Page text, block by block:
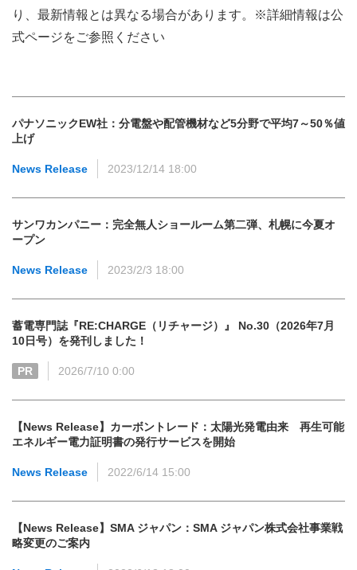
り、最新情報とは異なる場合があります。※詳細情報は公
式ページをご参照ください
パナソニックEW社：分電盤や配管機材など5分野で平均7～50％値
上げ
News Release 2023/12/14 18:00
サンワカンパニー：完全無人ショールーム第二弾、札幌に今夏オ
ープン
News Release 2023/2/3 18:00
蓄電専門誌『RE:CHARGE（リチャージ）』 No.30（2026年7月
10日号）を発刊しました！
PR 2026/7/10 0:00
【News Release】カーボントレード：太陽光発電由来 再生可能
エネルギー電力証明書の発行サービスを開始
News Release 2022/6/14 15:00
【News Release】SMA ジャパン：SMA ジャパン株式会社事業戦
略変更のご案内